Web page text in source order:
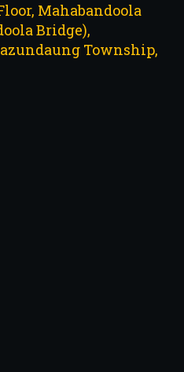
Mahabandoola
Bridge),
Township,